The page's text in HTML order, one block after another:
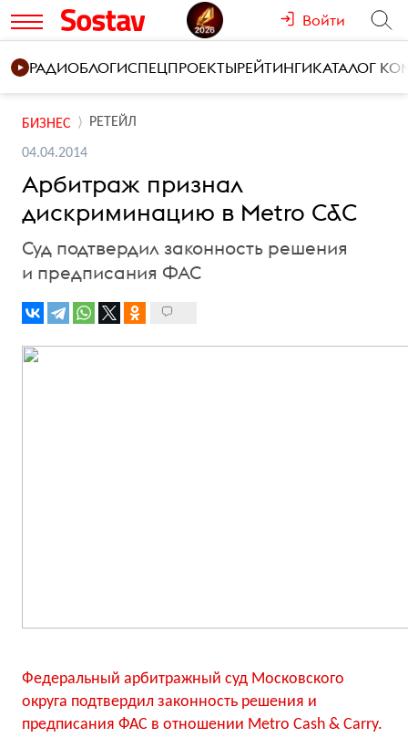
Войти
РАДИОБЛОГИСПЕЦПРОЕКТЫРЕЙТИНГИКАТАЛОГ
БИЗНЕС РЕТЕЙЛ
04.04.2014
Арбитраж признал
дискриминацию в Metro С&С
Суд подтвердил законность решения
и предписания ФАС
Федеральный арбитражный суд Московского
округа подтвердил законность решения и
предписания ФАС в отношении Metro Сash & Сarry.